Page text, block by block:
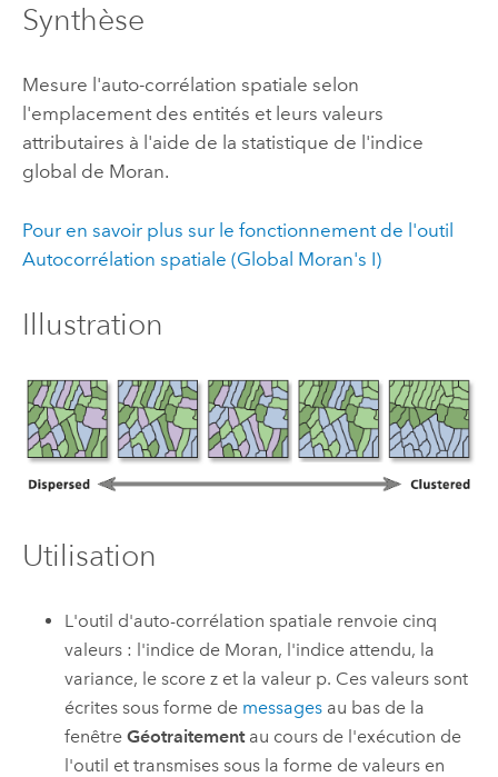
Synthèse
Mesure l'auto-corrélation spatiale selon
l'emplacement des entités et leurs valeurs
attributaires à l'aide de la statistique de l'indice
global de Moran.
Pour en savoir plus sur le fonctionnement de l'outil
Autocorrélation spatiale (Global Moran's I)
Illustration
Utilisation
L'outil d'auto-corrélation spatiale renvoie cinq
valeurs : l'indice de Moran, l'indice attendu, la
variance, le score z et la valeur p. Ces valeurs sont
écrites sous forme de messages au bas de la
fenêtreGéotraitementau cours de l'exécution de
l'outil et transmises sous la forme de valeurs en